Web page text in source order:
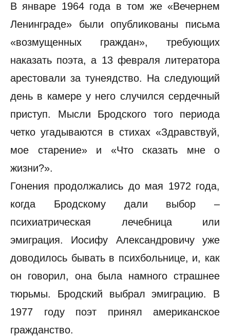
В январе 1964 года в том же «Вечернем
Ленинграде» были опубликованы письма
«возмущенных граждан», требующих
наказать поэта, а 13 февраля литератора
арестовали за тунеядство. На следующий
день в камере у него случился сердечный
приступ. Мысли Бродского того периода
четко угадываются в стихах «Здравствуй,
мое старение» и «Что сказать мне о
жизни?».
Гонения продолжались до мая 1972 года,
когда Бродскому дали выбор –
психиатрическая лечебница или
эмиграция. Иосифу Александровичу уже
доводилось бывать в психбольнице, и, как
он говорил, она была намного страшнее
тюрьмы. Бродский выбрал эмиграцию. В
1977 году поэт принял американское
гражданство.